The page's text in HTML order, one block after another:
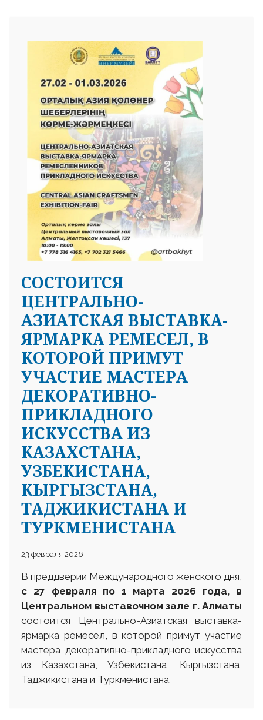
CОСТОИТСЯ
ЦЕНТРАЛЬНО-
АЗИАТСКАЯ ВЫСТАВКА-
ЯРМАРКА РЕМЕСЕЛ, В
КОТОРОЙ ПРИМУТ
УЧАСТИЕ МАСТЕРА
ДЕКОРАТИВНО-
ПРИКЛАДНОГО
ИСКУССТВА ИЗ
КАЗАХСТАНА,
УЗБЕКИСТАНА,
КЫРГЫЗСТАНА,
ТАДЖИКИСТАНА И
ТУРКМЕНИСТАНА
23 февраля 2026
В преддверии Международного женского дня,
с 27 февраля по 1 марта 2026 года, в
Центральном выставочном зале г. Алматы
состоится Центрально-Азиатская выставка-
ярмарка ремесел, в которой примут участие
мастера декоративно-прикладного искусства
из Казахстана, Узбекистана, Кыргызстана,
Таджикистана и Туркменистана.